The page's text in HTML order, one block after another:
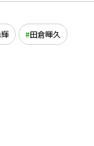
田倉暉久